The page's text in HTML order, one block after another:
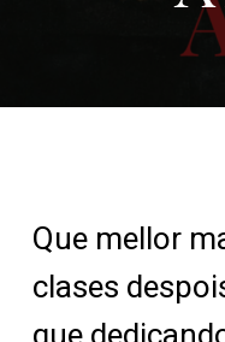
Que mellor
clases